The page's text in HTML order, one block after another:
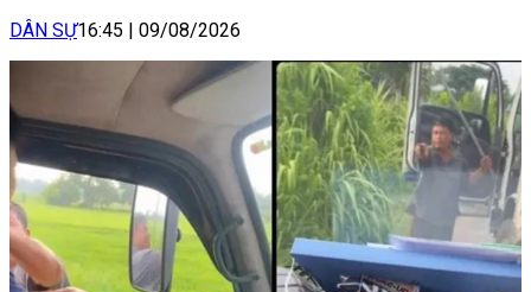
DÂN SỰ16:45 09/08/2026